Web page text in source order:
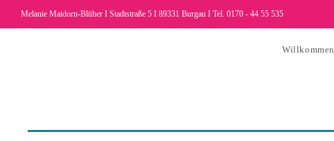
Melanie Maidorn-Blüher I Stadtstraße 5 I 89331 Burgau I Tel. 0170 - 44 55 535
Willkommen